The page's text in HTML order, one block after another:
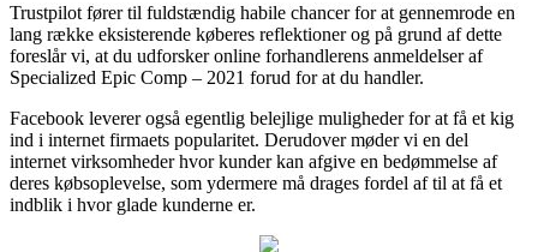
Trustpilot fører til fuldstændig habile chancer for at gennemrode en
lang række eksisterende køberes reflektioner og på grund af dette
foreslår vi, at du udforsker online forhandlerens anmeldelser af
Specialized Epic Comp – 2021 forud for at du handler.
Facebook leverer også egentlig belejlige muligheder for at få et kig
ind i internet firmaets popularitet. Derudover møder vi en del
internet virksomheder hvor kunder kan afgive en bedømmelse af
deres købsoplevelse, som ydermere må drages fordel af til at få et
indblik i hvor glade kunderne er.